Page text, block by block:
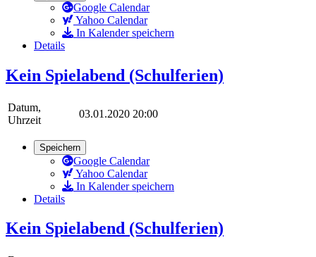
Google Calendar
Yahoo Calendar
In Kalender speichern
Details
Kein Spielabend (Schulferien)
Datum,
Uhrzeit
03.01.2020 20:00
Speichern
Google Calendar
Yahoo Calendar
In Kalender speichern
Details
Kein Spielabend (Schulferien)